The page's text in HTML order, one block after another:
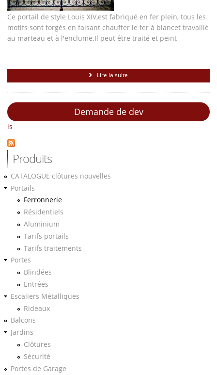
Ce portail de style Louis XIV,est fabriqué en fer plein, tous les
motifs sont forgés en faisant chauffer le fer à blancet travaillé
au marteau et à l'enclume.Il peut être traité et peint
Lire la suite
Demande de dev
is
Produits
CATALOGUE clôtures nouvelles
Portails
Ferronnerie
Résidentiels
Aluminium
Tarifs portails
Tarifs traitements
Portes
Blindées
Entrées
Escaliers Métalliques
Rideaux
Balcons
Jardins
Clôtures
Sécurité
Portes de Garage